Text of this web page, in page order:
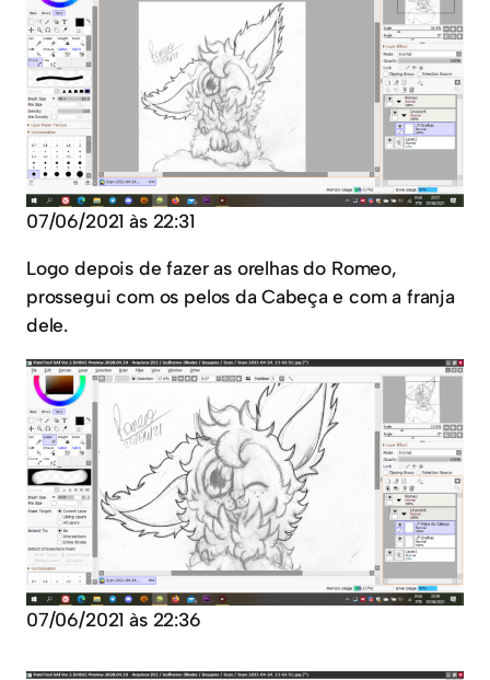
07/06/2021 às 22:31
Logo depois de fazer as orelhas do Romeo,
prossegui com os pelos da Cabeça e com a franja
dele.
07/06/2021 às 22:36